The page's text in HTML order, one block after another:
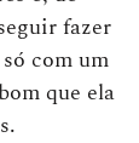
fazer
com um
que ela